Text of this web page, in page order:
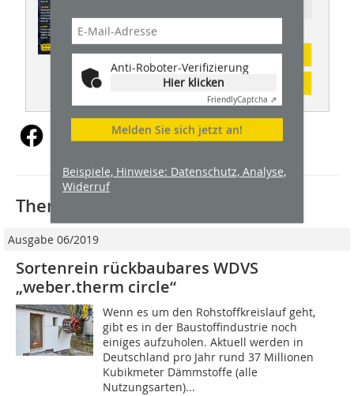
Abonnement
Inhaltsverzeichnis
Anti-Roboter-Verifizierung
Hier klicken
FriendlyCaptcha ⇗
Melden Sie sich jetzt an!
Beispiele, Hinweise: Datenschutz, Analyse,
Widerruf
Thematisch passende Artikel:
Ausgabe 06/2019
Sortenrein rückbaubares WDVS
„weber.therm circle“
Wenn es um den Rohstoffkreislauf geht,
gibt es in der Baustoffindustrie noch
einiges aufzuholen. Aktuell werden in
Deutschland pro Jahr rund 37 Millionen
Kubikmeter Dämmstoffe (alle
Nutzungsarten)...